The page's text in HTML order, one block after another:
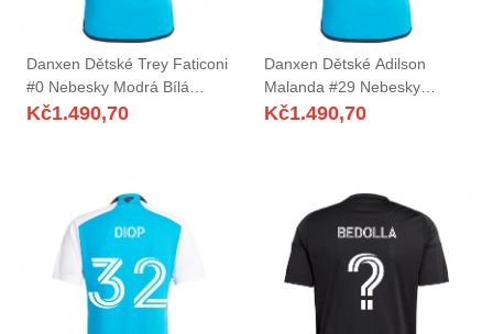
Danxen Dětské Trey Faticoni
#0 Nebesky Modrá Bílá
Domů Hráčské Dresy
Kč1.490,70
Danxen Dětské Adilson
Malanda #29 Nebesky
Modrá Bílá Domů Hráčské
Kč1.490,70